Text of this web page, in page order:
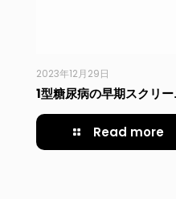
2023年12月29日
1型糖尿病の早期スクリ
Read more